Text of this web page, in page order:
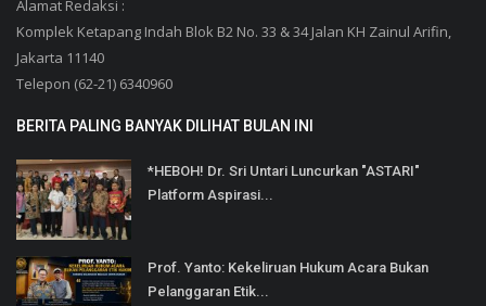
Alamat Redaksi :
Komplek Ketapang Indah Blok B2 No. 33 & 34 Jalan KH Zainul Arifin,
Jakarta 11140
Telepon (62-21) 6340960
BERITA PALING BANYAK DILIHAT BULAN INI
*HEBOH! Dr. Sri Untari Luncurkan "ASTARI"
Platform Aspirasi...
Prof. Yanto: Kekeliruan Hukum Acara Bukan
Pelanggaran Etik...